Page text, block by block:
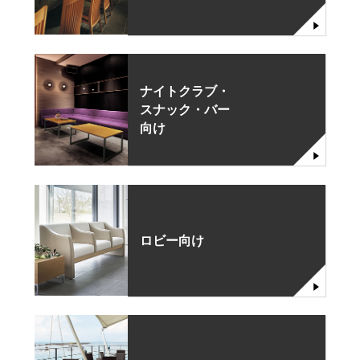
ナイトクラブ・
スナック・バー
向け
ロビー向け